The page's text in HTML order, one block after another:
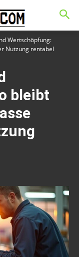
Wertschöpfung:
Nutzung rentabel
bleibt